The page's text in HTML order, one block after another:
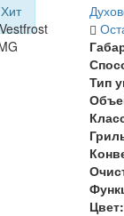
Хит
Тип
Цвет: